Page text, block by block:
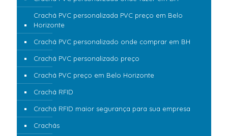
Crachá PVC personalizada PVC preço em Belo
Horizonte
Crachá PVC personalizado onde comprar em BH
Crachá PVC personalizado preço
Crachá PVC preço em Belo Horizonte
Crachá RFID
Crachá RFID maior segurança para sua empresa
Crachás